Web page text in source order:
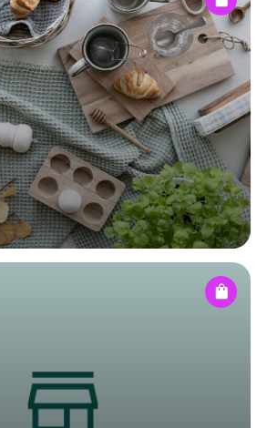
Home
Our top picks
Neighborhoods
Blog
Tops 10
Brussels Knowhow
About us